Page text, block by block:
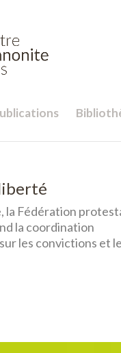
la Fédération
la coordination
les convictions et